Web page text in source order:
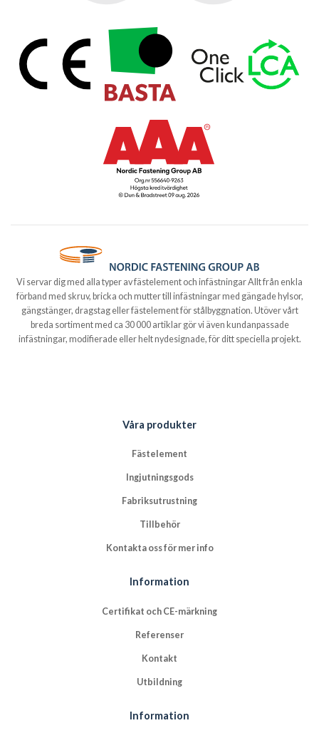
Vi servar dig med alla typer av fästelement och infästningar Allt från enkla
förband med skruv, bricka och mutter till infästningar med gängade hylsor,
gängstänger, dragstag eller fästelement för stålbyggnation. Utöver vårt
breda sortiment med ca 30 000 artiklar gör vi även kundanpassade
infästningar, modifierade eller helt nydesignade, för ditt speciella projekt.
Våra produkter
Fästelement
Ingjutningsgods
Fabriksutrustning
Tillbehör
Kontakta oss för mer info
Information
Certifikat och CE-märkning
Referenser
Kontakt
Utbildning
Information